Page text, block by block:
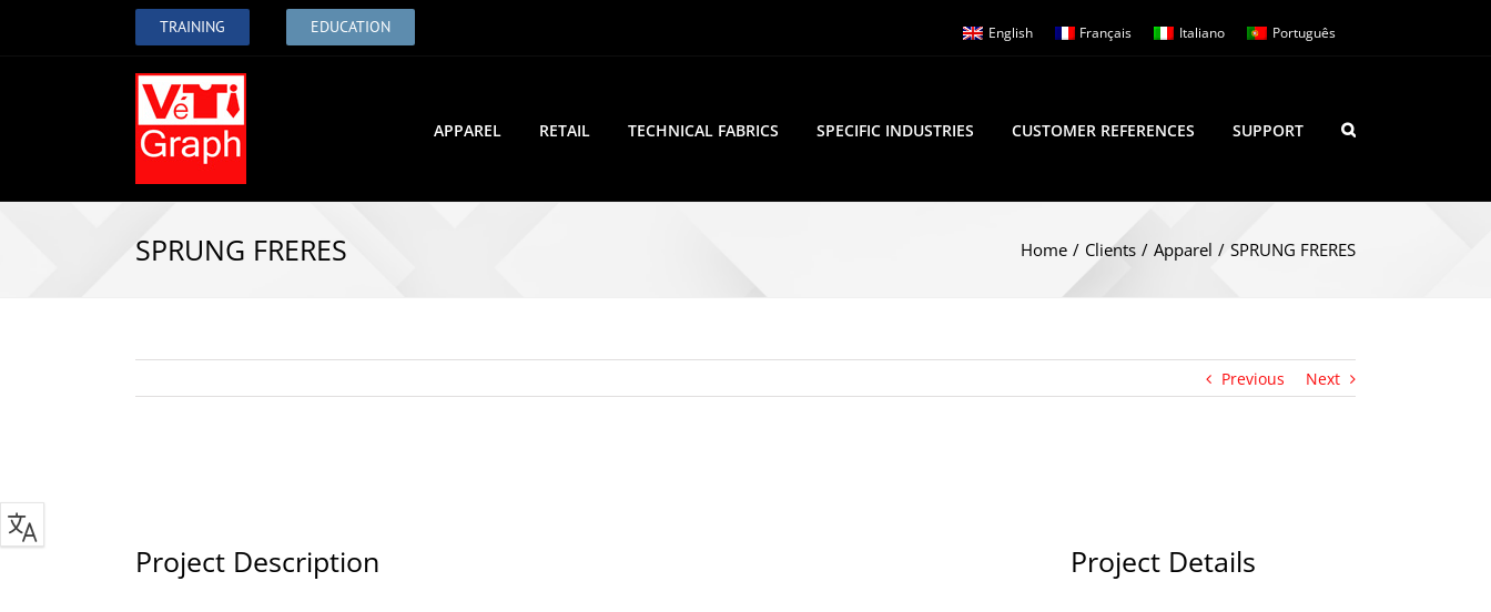
TRAINING EDUCATION English Français Italiano Português
APPAREL RETAIL TECHNICAL FABRICS SPECIFIC INDUSTRIES CUSTOMER REFERENCES SUPPORT
SPRUNG FRERES Home / Clients / Apparel / SPRUNG FRERES
Previous Next
Project Description Project Details